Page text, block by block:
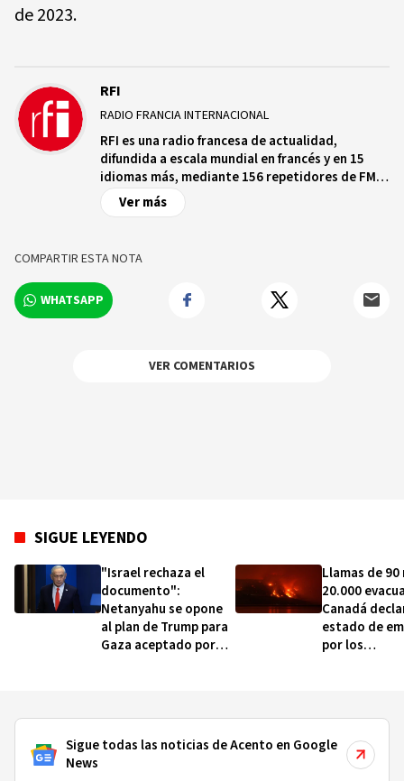
de 2023.
RFI
RADIO FRANCIA INTERNACIONAL
RFI es una radio francesa de actualidad,
difundida a escala mundial en francés y en 15
idiomas más, mediante 156 repetidores de FM
en ondas medias y cortas en una treintena de
satélites a destino de los cinco continentes, en
emiten sus programas.
Ver más
COMPARTIR ESTA NOTA
WHATSAPP
VER COMENTARIOS
SIGUE LEYENDO
"Israel rechaza el
documento":
Netanyahu se opone
al plan de Trump para
Gaza aceptado por
Llamas de
20.000
Canadá
estado de
por los
Sigue todas las noticias de Acento en Google
News